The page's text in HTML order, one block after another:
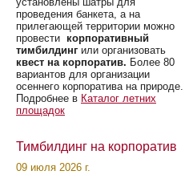
проведения банкета, а на
прилегающей территории можно
провести корпоративный
тимбилдинг или организовать
квест на корпоратив. Более 80
вариантов для организации
осеннего корпоратива на природе.
Подробнее в Каталог летних
площадок
Тимбилдинг на корпоратив
09 июля 2026 г.